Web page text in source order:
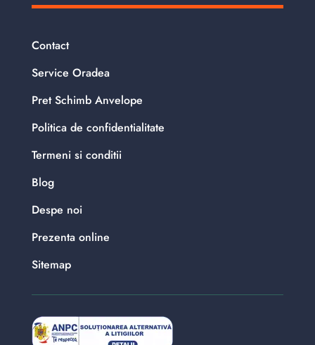
Contact
Service Oradea
Pret Schimb Anvelope
Politica de confidentialitate
Termeni si conditii
Blog
Despe noi
Prezenta online
Sitemap